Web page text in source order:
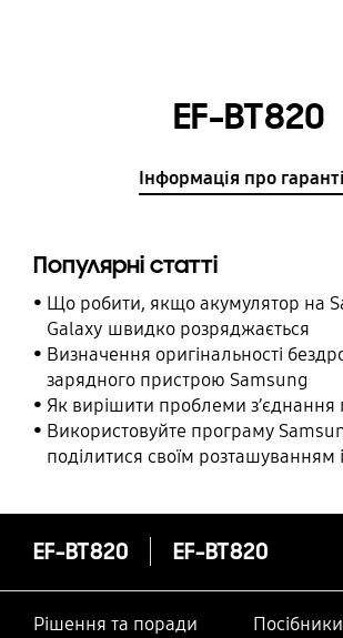
EF-BT820
Інформація про
Популярні статті
Що робити, якщо акумулятор на
Galaxy швидко розряджається
Визначення оригінальності
зарядного пристрою Samsung
Як вирішити проблеми з’єднання
Використовуйте програму
поділитися своїм розташуванням
EF-BT820 EF-BT820
Рішення та поради